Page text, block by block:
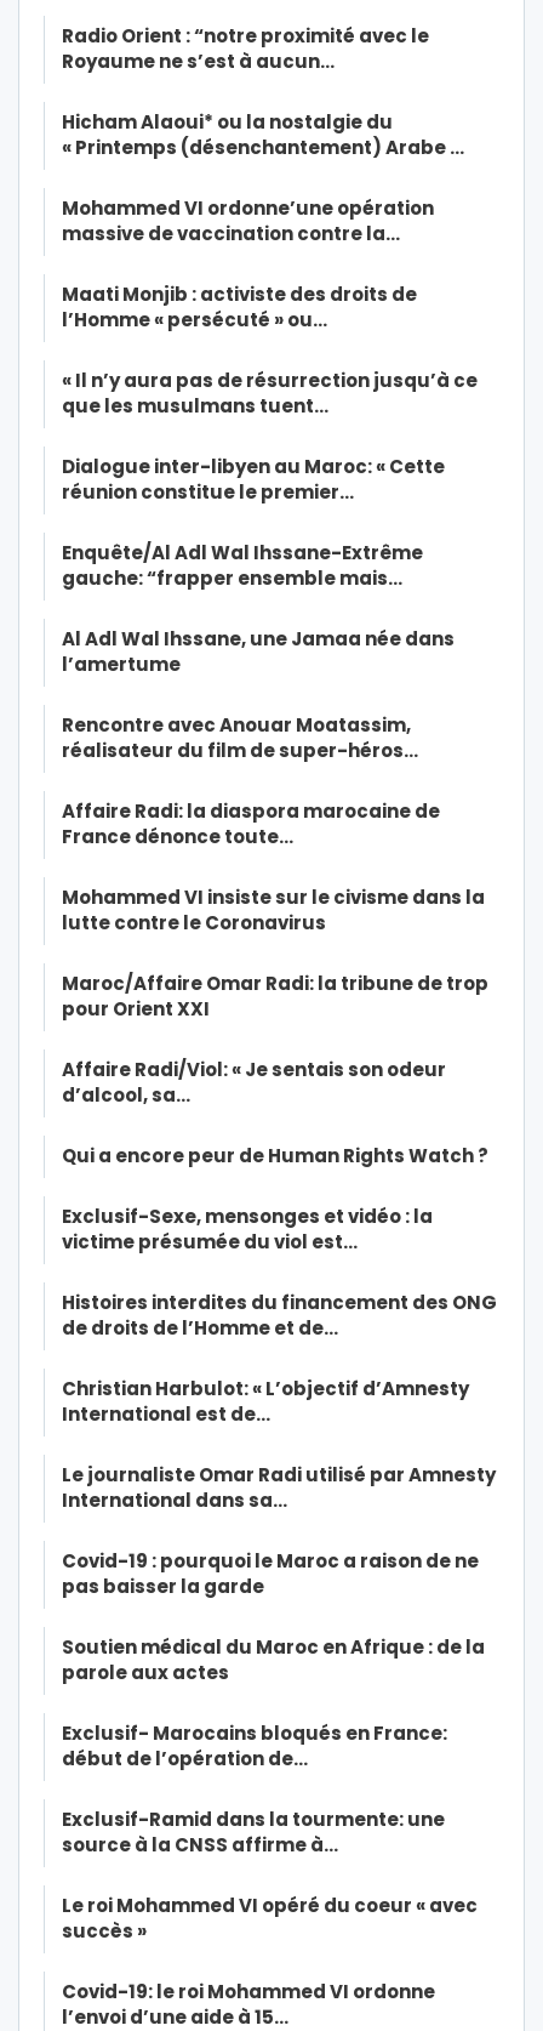
Radio Orient : “notre proximité avec le
Royaume ne s’est à aucun…
Hicham Alaoui* ou la nostalgie du
« Printemps (désenchantement) Arabe …
Mohammed VI ordonne’une opération
massive de vaccination contre la…
Maati Monjib : activiste des droits de
l’Homme « persécuté » ou…
« Il n’y aura pas de résurrection jusqu’à ce
que les musulmans tuent…
Dialogue inter-libyen au Maroc: « Cette
réunion constitue le premier…
Enquête/Al Adl Wal Ihssane-Extrême
gauche: “frapper ensemble mais…
Al Adl Wal Ihssane, une Jamaa née dans
l’amertume
Rencontre avec Anouar Moatassim,
réalisateur du film de super-héros…
Affaire Radi: la diaspora marocaine de
France dénonce toute…
Mohammed VI insiste sur le civisme dans la
lutte contre le Coronavirus
Maroc/Affaire Omar Radi: la tribune de trop
pour Orient XXI
Affaire Radi/Viol: « Je sentais son odeur
d’alcool, sa…
Qui a encore peur de Human Rights Watch ?
Exclusif-Sexe, mensonges et vidéo : la
victime présumée du viol est…
Histoires interdites du financement des ONG
de droits de l’Homme et de…
Christian Harbulot: « L’objectif d’Amnesty
International est de…
Le journaliste Omar Radi utilisé par Amnesty
International dans sa…
Covid-19 : pourquoi le Maroc a raison de ne
pas baisser la garde
Soutien médical du Maroc en Afrique : de la
parole aux actes
Exclusif- Marocains bloqués en France:
début de l’opération de…
Exclusif-Ramid dans la tourmente: une
source à la CNSS affirme à…
Le roi Mohammed VI opéré du coeur « avec
succès »
Covid-19: le roi Mohammed VI ordonne
l’envoi d’une aide à 15…